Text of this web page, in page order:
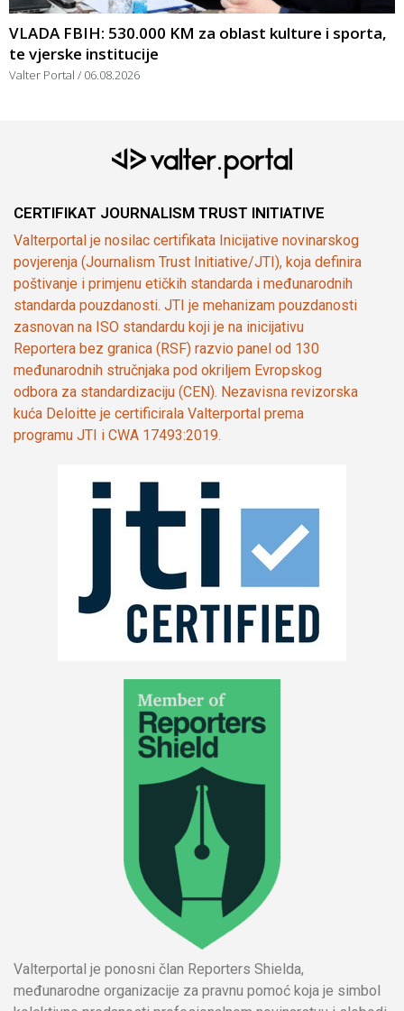
VLADA FBIH: 530.000 KM za oblast kulture i sporta,
te vjerske institucije
Valter Portal 06.08.2026
CERTIFIKAT JOURNALISM TRUST INITIATIVE
Valterportal je nosilac certifikata Inicijative novinarskog
povjerenja (Journalism Trust Initiative/JTI), koja definira
poštivanje i primjenu etičkih standarda i međunarodnih
standarda pouzdanosti. JTI je mehanizam pouzdanosti
zasnovan na ISO standardu koji je na inicijativu
Reportera bez granica (RSF) razvio panel od 130
međunarodnih stručnjaka pod okriljem Evropskog
odbora za standardizaciju (CEN). Nezavisna revizorska
kuća Deloitte je certificirala Valterportal prema
programu JTI i CWA 17493:2019.
Valterportal je ponosni član Reporters Shielda,
međunarodne organizacije za pravnu pomoć koja je simbol